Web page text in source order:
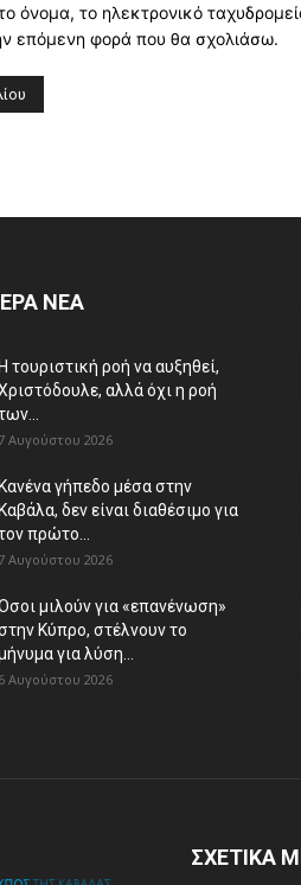
όνομα, το ηλεκτρονικό
επόμενη φορά που θα σχολιάσω.
ΝΕΑ
Η τουριστική ροή να αυξηθεί,
αλλά όχι η ροή
7 Αυγούστου 2026
Κανένα γήπεδο μέσα στην
Καβάλα, δεν είναι διαθέσιμο για
πρώτο...
7 Αυγούστου 2026
μιλούν για «επανένωση»
Κύπρο, στέλνουν το
για λύση...
6 Αυγούστου 2026
ΣΧΕΤΙΚΑ